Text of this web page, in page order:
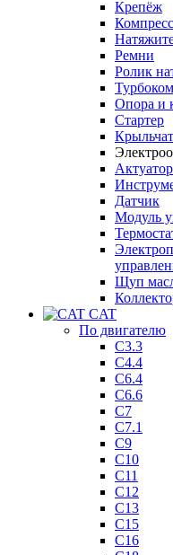
Крепёж
Ремни
Ролик
Опора и
Стартер
Датчик
Модуль
Щуп
CAT
По двигателю
C3.3
C4.4
C6.4
C6.6
C7
C7.1
C9
C10
C11
C12
C13
C15
C16